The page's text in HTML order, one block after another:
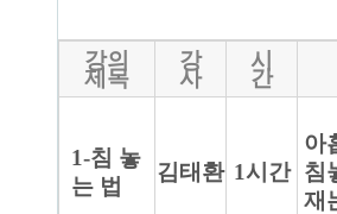
강의
제목
강
사
시
간
1-침 놓
는 법
김태환 1시간
아
침
재